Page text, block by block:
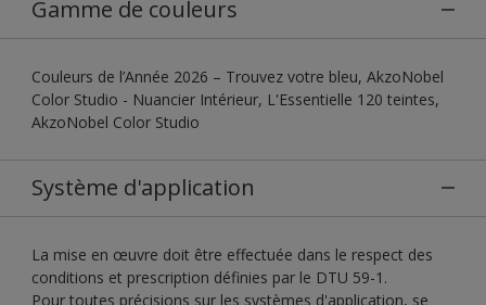
Gamme de couleurs
Couleurs de l’Année 2026 – Trouvez votre bleu, AkzoNobel
Color Studio - Nuancier Intérieur, L'Essentielle 120 teintes,
AkzoNobel Color Studio
Système d'application
La mise en œuvre doit être effectuée dans le respect des
conditions et prescription définies par le DTU 59-1.
Pour toutes précisions sur les systèmes d'application, se